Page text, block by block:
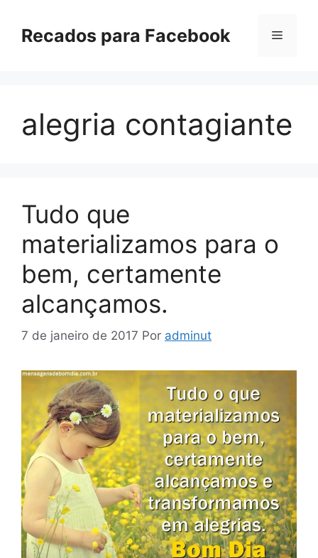
paraRecados para Facebook Menu
alegria contagiante
Tudo que
materializamos para o
bem, certamente
alcançamos.
7 de janeiro de 2017 Por adminut